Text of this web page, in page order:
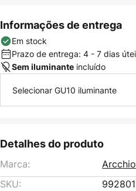
Informações de entrega
Em stock
Prazo de entrega: 4 - 7 dias
Sem iluminante incluído
Selecionar GU10 iluminante
Detalhes do produto
Marca:
Arcchio
SKU: